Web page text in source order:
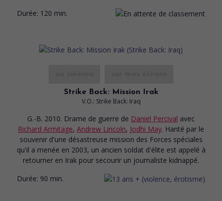
Durée: 120 min.
Strike Back: Mission Irak
V.O.: Strike Back: Iraq
G.-B. 2010. Drame de guerre de Daniel Percival avec
Richard Armitage, Andrew Lincoln, Jodhi May. Hanté par le
souvenir d'une désastreuse mission des Forces spéciales
qu'il a menée en 2003, un ancien soldat d'élite est appelé à
retourner en Irak pour secourir un journaliste kidnappé.
Durée: 90 min.